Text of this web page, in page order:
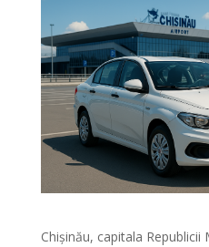
Chișinău, capitala